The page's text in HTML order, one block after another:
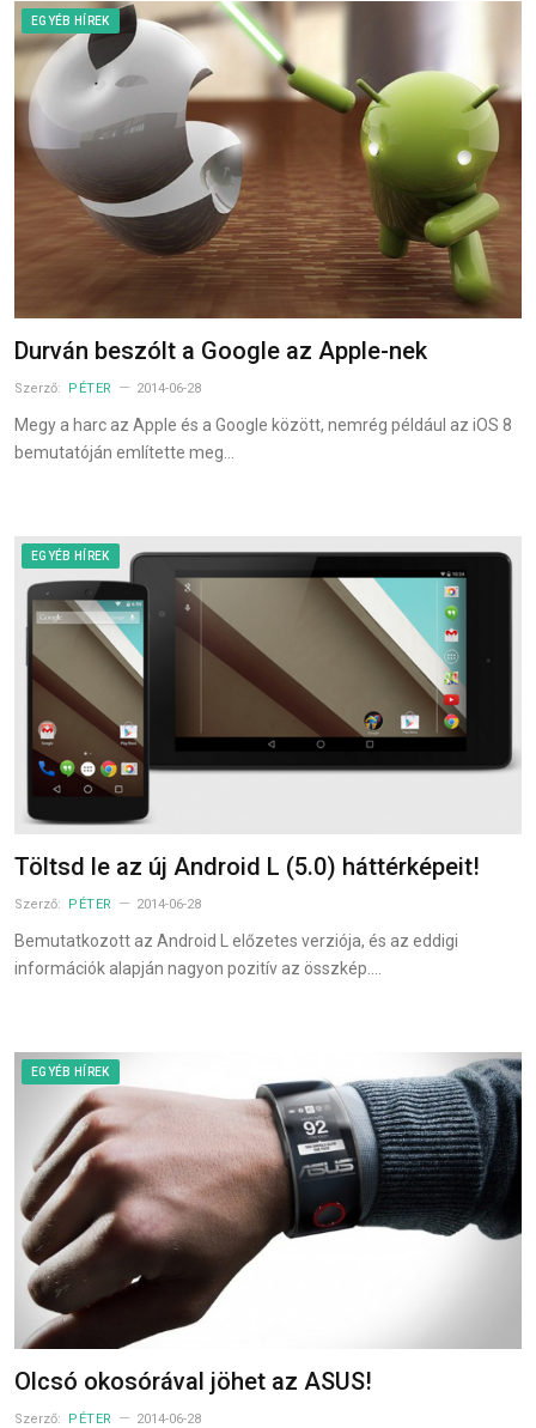
EGYÉB HÍREK
Durván beszólt a Google az Apple-nek
Szerző: PÉTER 2014-06-28
Megy a harc az Apple és a Google között, nemrég például az iOS 8
bemutatóján említette meg…
EGYÉB HÍREK
Töltsd le az új Android L (5.0) háttérképeit!
Szerző: PÉTER 2014-06-28
Bemutatkozott az Android L előzetes verziója, és az eddigi
információk alapján nagyon pozitív az összkép.…
EGYÉB HÍREK
Olcsó okosórával jöhet az ASUS!
Szerző: PÉTER 2014-06-28